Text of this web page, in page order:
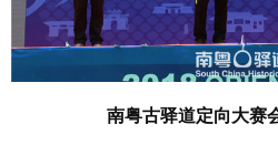
南粤古驿道定向大赛